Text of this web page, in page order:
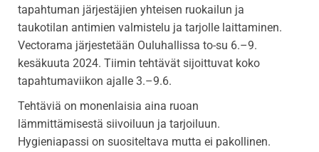
tapahtuman järjestäjien yhteisen ruokailun ja
taukotilan antimien valmistelu ja tarjolle laittaminen.
Vectorama järjestetään Ouluhallissa to-su 6.–9.
kesäkuuta 2024. Tiimin tehtävät sijoittuvat koko
tapahtumaviikon ajalle 3.–9.6.
Tehtäviä on monenlaisia aina ruoan
lämmittämisestä siivoiluun ja tarjoiluun.
Hygieniapassi on suositeltava mutta ei pakollinen.